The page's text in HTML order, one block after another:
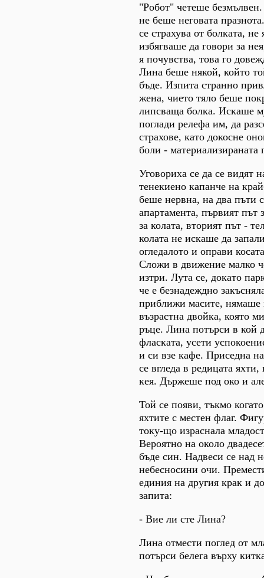
"Робот" четеше
не беше неговата
се страхува от болката,
избягваше да говори за
я почувства, това го
Лина беше някой, който
бъде. Изпита странно
жена, чието тяло беше
липсваща болка. Искаше
поглади релефа им, да
страхове, като докосне
боли - материализираната
Уговориха се да се видят
тенекиено капанче на
беше нервна, на два пъти
апартамента, първият път
за колата, вторият път -
колата не искаше да
огледалото и оправи
Сложи в движение малко
изтри. Лута се, докато
че е безнадеждно
приближи масите, нямаше
възрастна двойка, която
ръце. Лина потърси в кой
фласката, усети
и си взе кафе. Приседна
се вгледа в редицата
кея. Държеше под око и
Той се появи, тъкмо
яхтите с местен флаг.
току-що израснала
Вероятно на около
бъде син. Надвеси се над
небесносини очи.
единия на другия крак и
запита:
- Вие ли сте Лина?
Лина отмести поглед от
потърси белега върху